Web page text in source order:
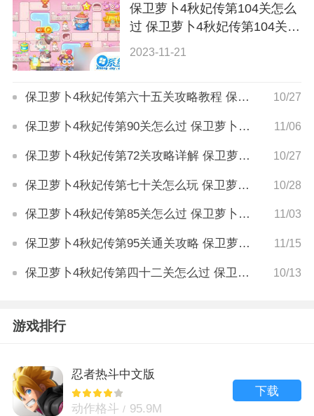
保卫萝卜4秋妃传第104关怎么
过 保卫萝卜4秋妃传第104关通
关攻略
2023-11-21
保卫萝卜4秋妃传第六十五关攻略教程 保卫萝卜4秋妃传第六十五关怎么过 10/27
保卫萝卜4秋妃传第90关怎么过 保卫萝卜4秋妃传第90关攻略 11/06
保卫萝卜4秋妃传第72关攻略详解 保卫萝卜4秋妃传第72关怎么玩 10/27
保卫萝卜4秋妃传第七十关怎么玩 保卫萝卜4秋妃传第七十关攻略 10/28
保卫萝卜4秋妃传第85关怎么过 保卫萝卜4秋妃传第85关攻略 11/03
保卫萝卜4秋妃传第95关通关攻略 保卫萝卜4秋妃传第95关怎么过 11/15
保卫萝卜4秋妃传第四十二关怎么过 保卫萝卜4秋妃传第42关通关技巧 10/13
游戏排行
忍者热斗中文版
动作格斗 95.9M
下载